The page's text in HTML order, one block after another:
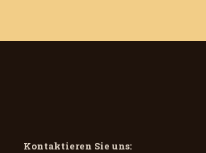
Kontaktieren Sie uns: